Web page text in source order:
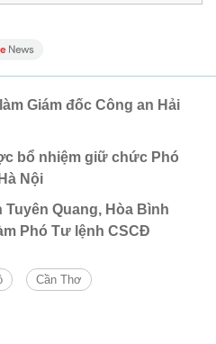
Giám đốc Công an Hải
bổ nhiệm giữ chức Phó
Nội
Tuyên Quang, Hòa Bình
Phó Tư lệnh CSCĐ
Cần Thơ